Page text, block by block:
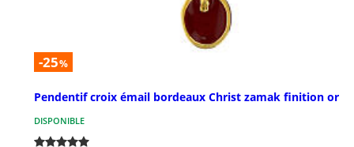
-25%
Pendentif croix émail bordeaux Christ zamak finition or
DISPONIBLE